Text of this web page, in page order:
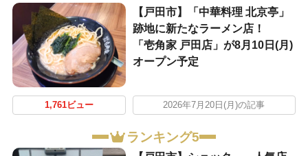
【戸田市】「中華料理 北京亭」
跡地に新たなラーメン店！
「壱角家 戸田店」が8月10日(月)
オープン予定
1,761ビュー 2026年7月20日(月)の記事
ランキング5